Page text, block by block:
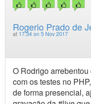
Rogerio Prado de
at 17:34 on 5 Nov 2017
O Rodrigo
com os testes no
de forma presencial,